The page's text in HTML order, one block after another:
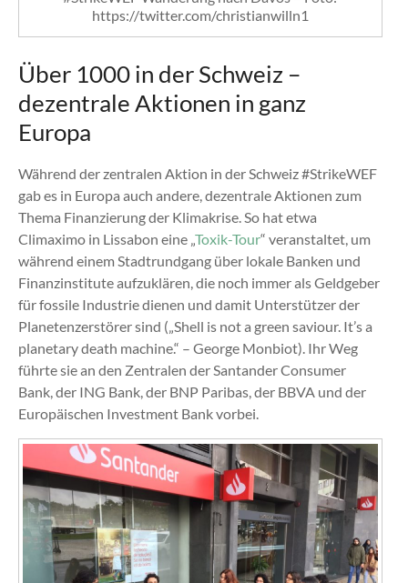
https://twitter.com/christianwilln1
Über 1000 in der Schweiz –
dezentrale Aktionen in ganz
Europa
Während der zentralen Aktion in der Schweiz #StrikeWEF
gab es in Europa auch andere, dezentrale Aktionen zum
Thema Finanzierung der Klimakrise. So hat etwa
Climaximo in Lissabon eine „Toxik-Tour“ veranstaltet, um
während einem Stadtrundgang über lokale Banken und
Finanzinstitute aufzuklären, die noch immer als Geldgeber
für fossile Industrie dienen und damit Unterstützer der
Planetenzerstörer sind („Shell is not a green saviour. It’s a
planetary death machine.“ – George Monbiot). Ihr Weg
führte sie an den Zentralen der Santander Consumer
Bank, der ING Bank, der BNP Paribas, der BBVA und der
Europäischen Investment Bank vorbei.